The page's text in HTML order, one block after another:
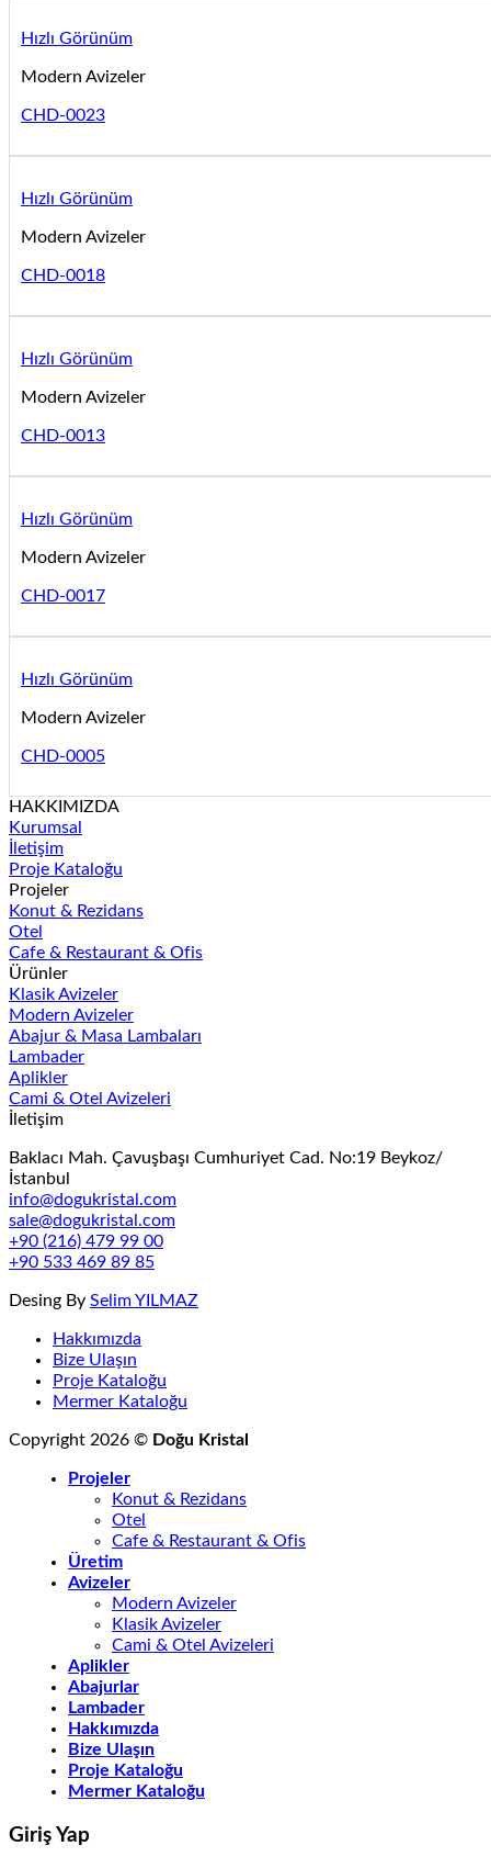
Hızlı Görünüm
Modern Avizeler
CHD-0023
Hızlı Görünüm
Modern Avizeler
CHD-0018
Hızlı Görünüm
Modern Avizeler
CHD-0013
Hızlı Görünüm
Modern Avizeler
CHD-0017
Hızlı Görünüm
Modern Avizeler
CHD-0005
HAKKIMIZDA
Kurumsal
İletişim
Proje Kataloğu
Projeler
Konut & Rezidans
Otel
Cafe & Restaurant & Ofis
Ürünler
Klasik Avizeler
Modern Avizeler
Abajur & Masa Lambaları
Lambader
Aplikler
Cami & Otel Avizeleri
İletişim
Baklacı Mah. Çavuşbaşı Cumhuriyet Cad. No:19 Beykoz/
İstanbul
info@dogukristal.com
sale@dogukristal.com
+90 (216) 479 99 00
+90 533 469 89 85
Desing By Selim YILMAZ
Hakkımızda
Bize Ulaşın
Proje Kataloğu
Mermer Kataloğu
Copyright 2026 © Doğu Kristal
Projeler
Konut & Rezidans
Otel
Cafe & Restaurant & Ofis
Üretim
Avizeler
Modern Avizeler
Klasik Avizeler
Cami & Otel Avizeleri
Aplikler
Abajurlar
Lambader
Hakkımızda
Bize Ulaşın
Proje Kataloğu
Mermer Kataloğu
Giriş Yap